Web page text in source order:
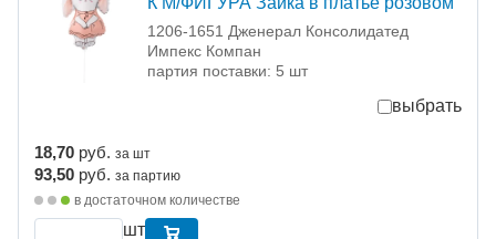
1206-1651 Дженерал Консолидатед
Импекс Компан
партия поставки: 5 шт
выбрать
18,70 руб. за шт
93,50 руб. за партию
в достаточном количестве
шт